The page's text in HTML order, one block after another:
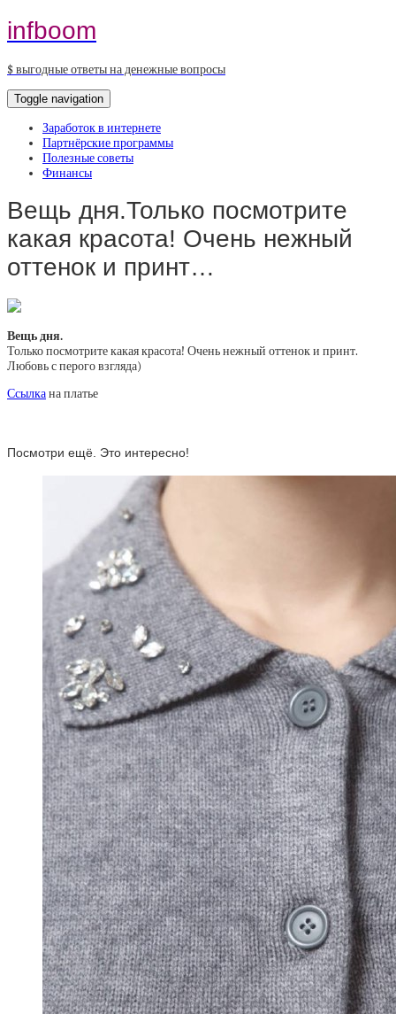
infboom
$ выгодные ответы на денежные вопросы
Toggle navigation
Заработок в интернете
Партнёрские программы
Полезные советы
Финансы
Вещь дня.Только посмотрите
какая красота! Очень нежный
оттенок и принт…
Вещь дня.
Только посмотрите какая красота! Очень нежный оттенок и принт.
Любовь с перого взгляда)
Ссылкана платье
Посмотри ещё. Это интересно!